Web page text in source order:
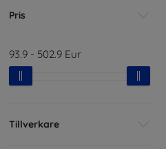
Pris
93.9 - 502.9 Eur
Tillverkare